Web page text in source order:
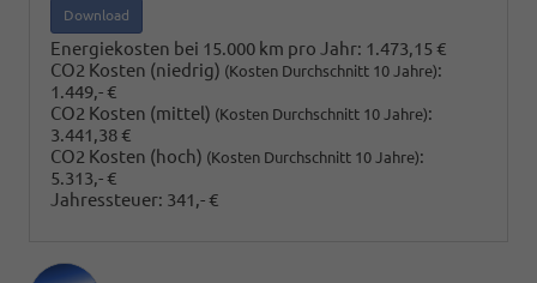
Download
Energiekosten bei 15.000 km pro Jahr: 1.473,15 €
CO2 Kosten (niedrig) (Kosten Durchschnitt 10 Jahre):
1.449,- €
CO2 Kosten (mittel) (Kosten Durchschnitt 10 Jahre):
3.441,38 €
CO2 Kosten (hoch) (Kosten Durchschnitt 10 Jahre):
5.313,- €
Jahressteuer: 341,- €